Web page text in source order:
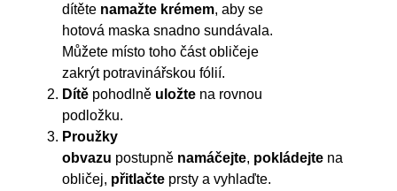
dítětenamažte krémem, aby se
hotová maska snadno sundávala.
Můžete místo toho část obličeje
zakrýt potravinářskou fólií.
Dítěpohodlně uložtena rovnou
podložku.
Proužky
obvazu postupně namáčejte, pokládejtena
obličej, přitlačteprsty a vyhlaďte.